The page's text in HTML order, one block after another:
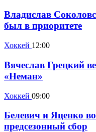
Владислав
был в приоритете
Хоккей 12:00
Вячеслав Грецкий
«Неман»
Хоккей 09:00
Белевич и Яценко
предсезонный сбор